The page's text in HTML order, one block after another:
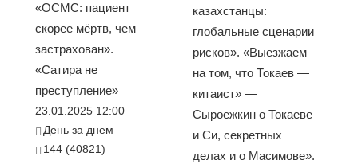
«ОСМС: пациент
скорее мёртв, чем
застрахован».
«Сатира не
преступление»
23.01.2025 12:00
День за днем
144 (40821)
казахстанцы:
глобальные сценарии
рисков». «Выезжаем
на том, что Токаев —
китаист» —
Сыроежкин о Токаеве
и Си, секретных
делах и о Масимове».